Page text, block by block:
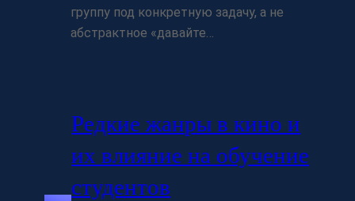
группу под конкретную задачу, а не
абстрактное «давайте…
Редкие жанры в кино и
их влияние на обучение
студентов